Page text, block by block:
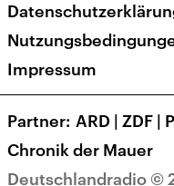
Presse
Karriere
Transparenz
Deutschlandradio ©
Impressum
Partner ARD | ZDF |
Chronik der Mauer